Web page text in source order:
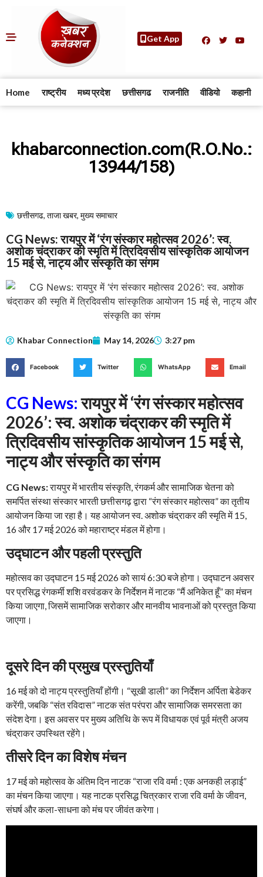
Get App
Home राष्ट्रीय मध्य प्रदेश छत्तीसगढ राजनीति वीडियो कहानी
khabarconnection.com(R.O.No.:
13944/158)
छत्तीसगढ, ताजा खबर, मुख्य समाचार​
CG News: रायपुर में ‘रंग संस्कार महोत्सव 2026’: स्व.
अशोक चंद्राकर की स्मृति में त्रिदिवसीय सांस्कृतिक आयोजन
15 मई से, नाट्य और संस्कृति का संगम
Khabar Connection May 14, 2026 3:27 pm
Facebook Twitter WhatsApp Email
CG News:रायपुर में ‘रंग संस्कार महोत्सव
2026’: स्व. अशोक चंद्राकर की स्मृति में
त्रिदिवसीय सांस्कृतिक आयोजन 15 मई से,
नाट्य और संस्कृति का संगम
CG News:रायपुर में भारतीय संस्कृति, रंगकर्म और सामाजिक चेतना को
समर्पित संस्था संस्कार भारती छत्तीसगढ़ द्वारा “रंग संस्कार महोत्सव” का तृतीय
आयोजन किया जा रहा है। यह आयोजन स्व. अशोक चंद्राकर की स्मृति में 15,
16 और 17 मई 2026 को महाराष्ट्र मंडल में होगा।
उद्घाटन और पहली प्रस्तुति
महोत्सव का उद्घाटन 15 मई 2026 को सायं 6:30 बजे होगा। उद्घाटन अवसर
पर प्रसिद्ध रंगकर्मी शशि वरवंडकर के निर्देशन में नाटक “मैं अनिकेत हूँ” का मंचन
किया जाएगा, जिसमें सामाजिक सरोकार और मानवीय भावनाओं को प्रस्तुत किया
जाएगा।
दूसरे दिन की प्रमुख प्रस्तुतियाँ
16 मई को दो नाट्य प्रस्तुतियाँ होंगी। “सूखी डाली” का निर्देशन अर्पिता बेडेकर
करेंगी, जबकि “संत रविदास” नाटक संत परंपरा और सामाजिक समरसता का
संदेश देगा। इस अवसर पर मुख्य अतिथि के रूप में विधायक एवं पूर्व मंत्री अजय
चंद्राकर उपस्थित रहेंगे।
तीसरे दिन का विशेष मंचन
17 मई को महोत्सव के अंतिम दिन नाटक “राजा रवि वर्मा : एक अनकही लड़ाई”
का मंचन किया जाएगा। यह नाटक प्रसिद्ध चित्रकार राजा रवि वर्मा के जीवन,
संघर्ष और कला-साधना को मंच पर जीवंत करेगा।